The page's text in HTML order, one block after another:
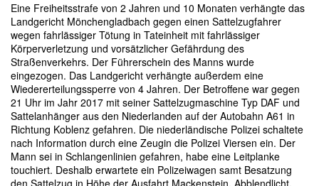
Eine Freiheitsstrafe von 2 Jahren und 10 Monaten verhängte das
Landgericht Mönchengladbach gegen einen Sattelzugfahrer
wegen fahrlässiger Tötung in Tateinheit mit fahrlässiger
Körperverletzung und vorsätzlicher Gefährdung des
Straßenverkehrs. Der Führerschein des Manns wurde
eingezogen. Das Landgericht verhängte außerdem eine
Wiedererteilungssperre von 4 Jahren. Der Betroffene war gegen
21 Uhr im Jahr 2017 mit seiner Sattelzugmaschine Typ DAF und
Sattelanhänger aus den Niederlanden auf der Autobahn A61 in
Richtung Koblenz gefahren. Die niederländische Polizei schaltete
nach Information durch eine Zeugin die Polizei Viersen ein. Der
Mann sei in Schlangenlinien gefahren, habe eine Leitplanke
touchiert. Deshalb erwartete ein Polizeiwagen samt Besatzung